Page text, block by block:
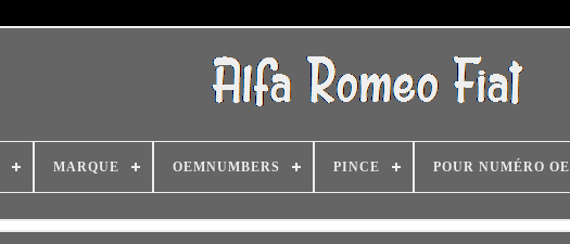
MARQUE OEMNUMBERS PINCE POUR NUMÉRO OE